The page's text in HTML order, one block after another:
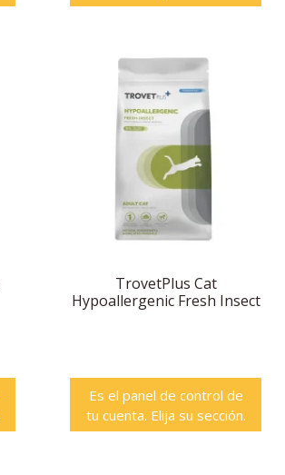
TrovetPlus Cat
Hypoallergenic Fresh Insect
Es el panel de control de
tu cuenta. Elija su sección.